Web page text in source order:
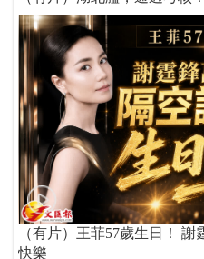
（有片）王菲57歲生日！
快樂